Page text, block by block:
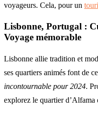
voyageurs. Cela, pour un
Lisbonne, Portugal :
Voyage mémorable
Lisbonne allie tradition et
ses quartiers animés font de
incontournable pour 2024.
explorez le quartier d’Alfama